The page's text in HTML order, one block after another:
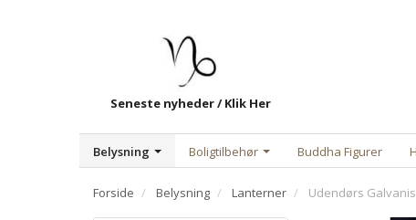
Seneste nyheder / Klik Her
Belysning Boligtilbehør Buddha Figurer
Forside Belysning Lanterner Udendørs